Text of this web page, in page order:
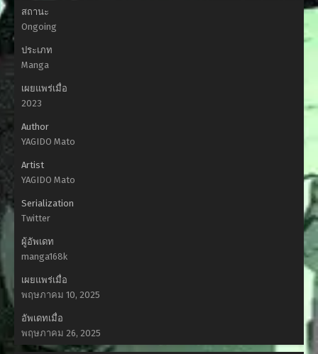
สถานะ
Ongoing
ประเภท
Manga
เผยแพร่เมื่อ
2023
Author
YAGIDO Mato
Artist
YAGIDO Mato
Serialization
Twitter
ผู้อัพเดท
manga168k
เผยแพร่เมื่อ
พฤษภาคม 10, 2025
อัพเดทเมื่อ
พฤษภาคม 26, 2025